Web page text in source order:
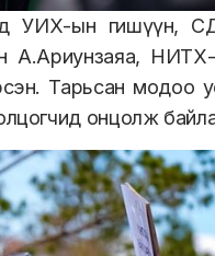
УИХ-ын гишүүн,
А.Ариунзаяа,
Тарьсан модоо
онцолж